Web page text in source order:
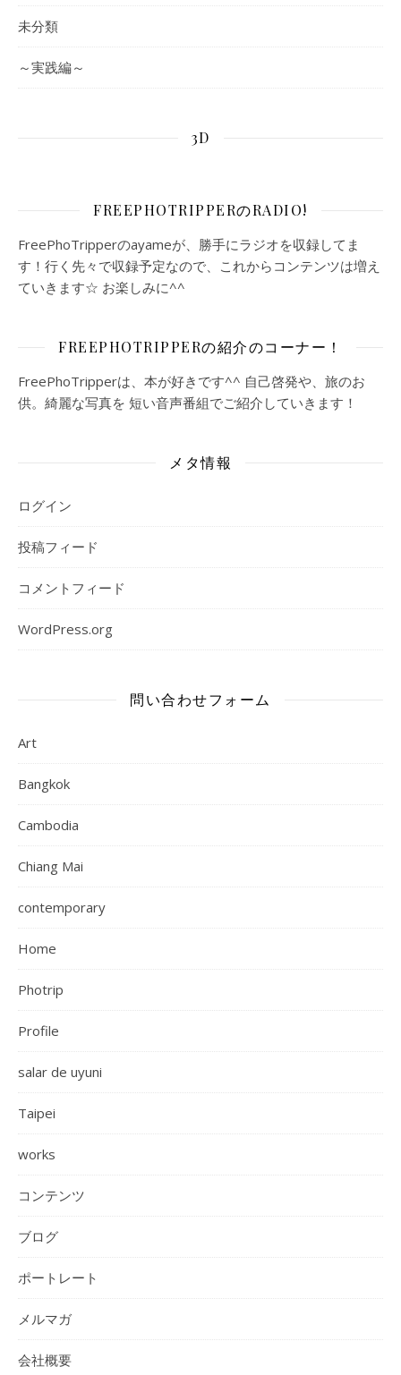
未分類
～実践編～
3D
FREEPHOTRIPPERのRADIO!
FreePhoTripperのayameが、勝手にラジオを収録してま
す！行く先々で収録予定なので、これからコンテンツは増え
ていきます☆ お楽しみに^^
FREEPHOTRIPPERの紹介のコーナー！
FreePhoTripperは、本が好きです^^ 自己啓発や、旅のお
供。綺麗な写真を 短い音声番組でご紹介していきます！
メタ情報
ログイン
投稿フィード
コメントフィード
WordPress.org
問い合わせフォーム
Art
Bangkok
Cambodia
Chiang Mai
contemporary
Home
Photrip
Profile
salar de uyuni
Taipei
works
コンテンツ
ブログ
ポートレート
メルマガ
会社概要